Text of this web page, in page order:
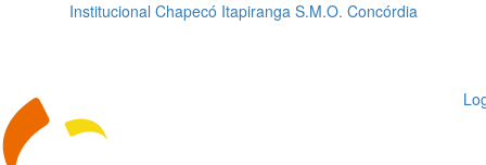
Institucional Chapecó Itapiranga S.M.O. Concórdia